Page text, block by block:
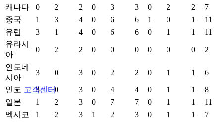
고객센터
캐나다
0 2 2 0 3 3 0 2 2
7
중국
1 3 4 0 6 6 1 0 1
11
유럽
3 1 4 0 6 6 0 1 1
11
유라시
아
0 2 2 0 0 0 0 0 0 2
인도네
시아
3 0 3 0 2 2 0 1 1 6
인도 3 0 3 0 4 4 0 1 1
8
일본
1 2 3 0 7 7 0 1 1
11
멕시코
1 2 3 1 2 3 0 1 1
7